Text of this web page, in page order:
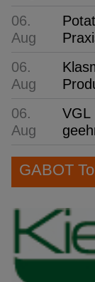
06.
Aug
06.
Aug
06.
Aug
VGL
GABOT